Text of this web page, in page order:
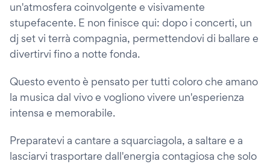
un'atmosfera coinvolgente e visivamente
stupefacente. E non finisce qui: dopo i concerti, un
dj set vi terrà compagnia, permettendovi di ballare e
divertirvi fino a notte fonda.
Questo evento è pensato per tutti coloro che amano
la musica dal vivo e vogliono vivere un'esperienza
intensa e memorabile.
Preparatevi a cantare a squarciagola, a saltare e a
lasciarvi trasportare dall'energia contagiosa che solo